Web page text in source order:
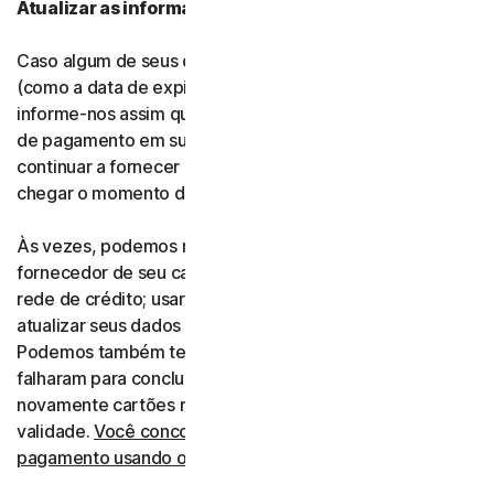
Atualizar as informações de pagamento
Caso algum de seus dados de pagamento seja alterado
(como a data de expiração ou número do cartão),
informe-nos assim que possível, atualizando seus dados
de pagamento em sua conta para que possamos
continuar a fornecer o software e os serviços quando
chegar o momento da renovação.
Às vezes, podemos receber informações atualizadas do
fornecedor de seu cartão de débito ou crédito, ou da
rede de crédito; usaremos essas informações para
atualizar seus dados de pagamento automaticamente.
Podemos também tentar novamente pagamentos que
falharam para concluir as transações, inclusive tentando
novamente cartões recusados ao prorrogar datas de
validade. Você concorda em cobrarmos seu método de
pagamento usando os dados atualizados.